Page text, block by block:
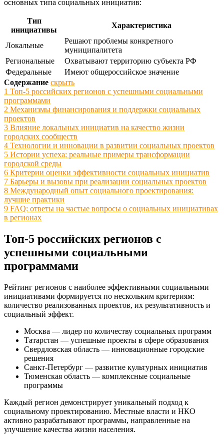
основных типа социальных инициатив:
Тип
инициативы
Характеристика
Локальные
Решают проблемы конкретного
муниципалитета
Региональные
Охватывают территорию субъекта РФ
Федеральные
Имеют общероссийское значение
Содержание скрыть
1 Топ-5 российских регионов с успешными социальными
программами
2 Механизмы финансирования и поддержки социальных
проектов
3 Влияние локальных инициатив на качество жизни
городских сообществ
4 Технологии и инновации в развитии социальных проектов
5 Истории успеха: реальные примеры трансформации
городской среды
6 Критерии оценки эффективности социальных инициатив
7 Барьеры и вызовы при реализации социальных проектов
8 Международный опыт социального проектирования:
лучшие практики
9 FAQ: ответы на частые вопросы о социальных инициативах
в регионах
Топ-5 российских регионов с
успешными социальными
программами
Рейтинг регионов с наиболее эффективными социальными
инициативами формируется по нескольким критериям:
количество реализованных проектов, их результативность и
социальный эффект.
Москва — лидер по количеству социальных программ
Татарстан — успешные проекты в сфере образования
Свердловская область — инновационные городские
решения
Санкт-Петербург — развитие культурных инициатив
Тюменская область — комплексные социальные
программы
Каждый регион демонстрирует уникальный подход к
социальному проектированию. Местные власти и НКО
активно разрабатывают программы, направленные на
улучшение качества жизни населения.